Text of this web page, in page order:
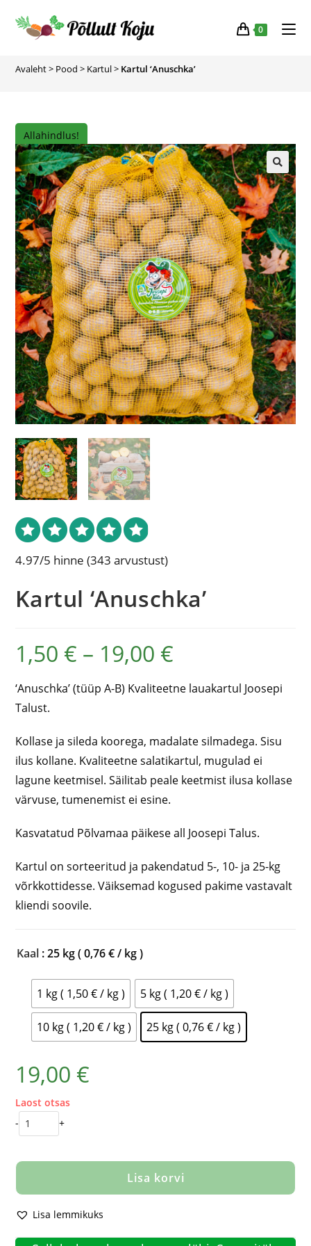
0
Avaleht> Pood > Kartul> Kartul ‘Anuschka’
Allahindlus!
🔍
4.97/5 hinne (343 arvustust)
Kartul ‘Anuschka’
1,50 € – 19,00 €
‘Anuschka’ (tüüp A-B) Kvaliteetne lauakartul Joosepi
Talust.
Kollase ja sileda koorega, madalate silmadega. Sisu
ilus kollane. Kvaliteetne salatikartul, mugulad ei
lagune keetmisel. Säilitab peale keetmist ilusa kollase
värvuse, tumenemist ei esine.
Kasvatatud Põlvamaa päikese all Joosepi Talus.
Kartul on sorteeritud ja pakendatud 5-, 10- ja 25-kg
võrkkottidesse. Väiksemad kogused pakime vastavalt
kliendi soovile.
Kaal : 25 kg ( 0,76 € / kg )
1 kg ( 1,50 € / kg ) 5 kg ( 1,20 € / kg )
10 kg ( 1,20 € / kg ) 25 kg ( 0,76 € / kg )
19,00 €
Laost otsas
-
+
Lisa korvi
Lisa lemmikuks